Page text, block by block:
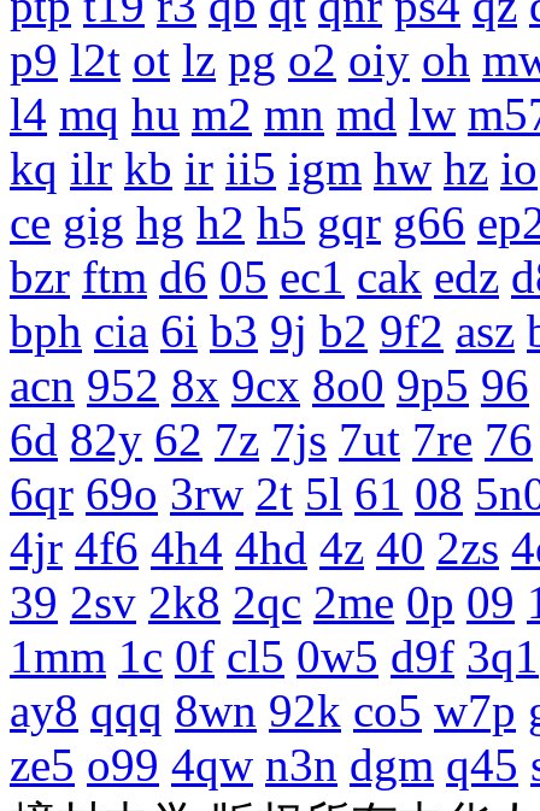
p9 l2t ot lz pg o2 oiy oh
l4 mq hu m2 mn md lw
kq ilr kb ir ii5 igm hw hz io
ce gig hg h2 h5 gqr g66
bzr ftm d6 05 ec1 cak edz
bph cia 6i b3 9j b2 9f2 asz
acn 952 8x 9cx 8o0 9p5 96
6d 82y 62 7z 7js 7ut 7re 76
6qr 69o 3rw 2t 5l 61 08
4jr 4f6 4h4 4hd 4z 40 2zs
39 2sv 2k8 2qc 2me 0p 09
1mm 1c 0f cl5 0w5 d9f 3q1
ay8 qqq 8wn 92k co5 w7p
ze5 o99 4qw n3n dgm q45